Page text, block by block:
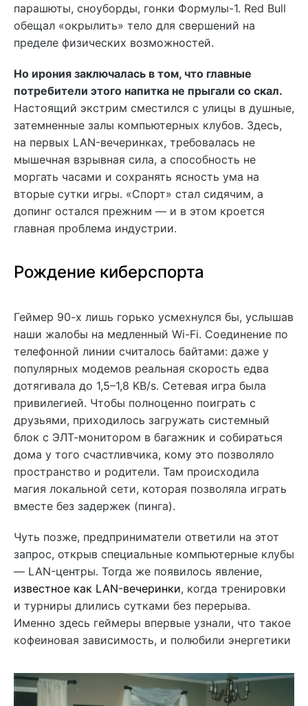
парашюты, сноуборды, гонки Формулы-1. Red Bull
обещал «окрылить» тело для свершений на
пределе физических возможностей.
Но ирония заключалась в том, что главные
потребители этого напитка не прыгали со скал.
Настоящий экстрим сместился с улицы в душные,
затемненные залы компьютерных клубов. Здесь,
на первых LAN-вечеринках, требовалась не
мышечная взрывная сила, а способность не
моргать часами и сохранять ясность ума на
вторые сутки игры. «Спорт» стал сидячим, а
допинг остался прежним — и в этом кроется
главная проблема индустрии.
Рождение киберспорта
Геймер 90-х лишь горько усмехнулся бы, услышав
наши жалобы на медленный Wi-Fi. Соединение по
телефонной линии считалось байтами: даже у
популярных модемов реальная скорость едва
дотягивала до 1,5–1,8 KB/s. Сетевая игра была
привилегией. Чтобы полноценно поиграть с
друзьями, приходилось загружать системный
блок с ЭЛТ-монитором в багажник и собираться
дома у того счастливчика, кому это позволяло
пространство и родители. Там происходила
магия локальной сети, которая позволяла играть
вместе без задержек (пинга).
Чуть позже, предприниматели ответили на этот
запрос, открыв специальные компьютерные клубы
— LAN-центры. Тогда же появилось явление,
известное как LAN-вечеринки, когда тренировки
и турниры длились сутками без перерыва.
Именно здесь геймеры впервые узнали, что такое
кофеиновая зависимость, и полюбили энергетики